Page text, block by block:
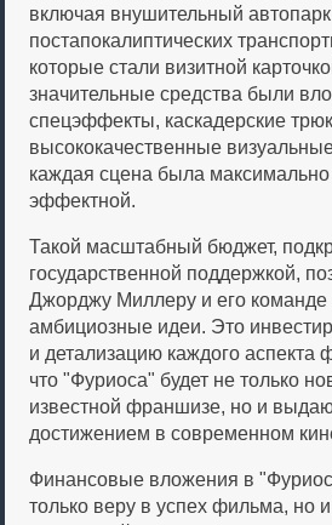
включая внушительный
постапокалиптических
которые стали визитной
значительные средства были
спецэффекты, каскадерские
высококачественные
каждая сцена была максимально
эффектной.
Такой масштабный бюджет,
государственной поддержкой,
Джорджу Миллеру и его
амбициозные идеи. Это
и детализацию каждого аспекта
что "Фуриоса" будет не только
известной франшизе, но и
достижением в современном
Финансовые вложения в
только веру в успех фильма, но